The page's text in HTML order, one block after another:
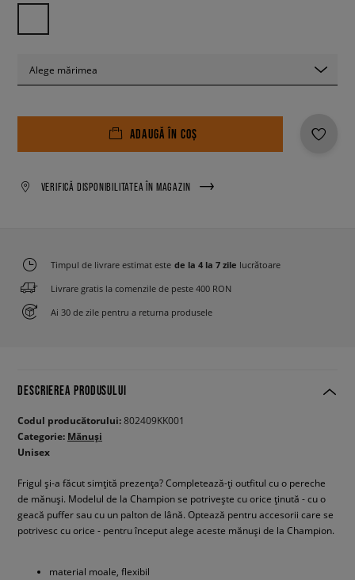
Alege mărimea
ADAUGĂ ÎN COȘ
VERIFICĂ DISPONIBILITATEA ÎN MAGAZIN
Timpul de livrare estimat este de la 4 la 7 zile lucrătoare
Livrare gratis la comenzile de peste 400 RON
Ai 30 de zile pentru a returna produsele
DESCRIEREA PRODUSULUI
Codul producătorului:802409KK001
Categorie: Mănuși
Unisex
Frigul și-a făcut simțită prezența? Completează-ți outfitul cu o pereche
de mănuși. Modelul de la Champion se potrivește cu orice ținută - cu o
geacă puffer sau cu un palton de lână. Optează pentru accesorii care se
potrivesc cu orice - pentru început alege aceste mănuși de la Champion.
material moale, flexibil